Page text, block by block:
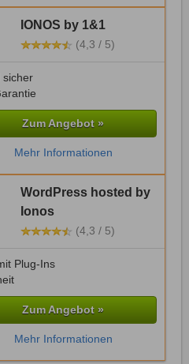
IONOS by 1&1
(4,3 / 5)
sicher
Zum Angebot »
Mehr Informationen
WordPress hosted by
Ionos
(4,3 / 5)
Plug-Ins
Zum Angebot »
Mehr Informationen